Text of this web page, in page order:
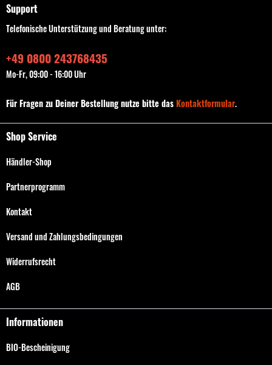
Support
Telefonische Unterstützung und Beratung unter:
+49 0800 243768435
Mo-Fr, 09:00 - 16:00 Uhr
Für Fragen zu Deiner Bestellung nutze bitte dasKontaktformular.
Shop Service
Händler-Shop
Partnerprogramm
Kontakt
Versand und Zahlungsbedingungen
Widerrufsrecht
AGB
Informationen
BIO-Bescheinigung